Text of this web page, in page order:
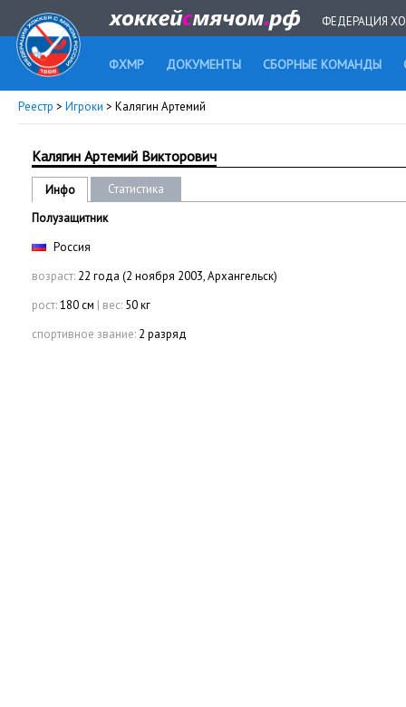
ФЕДЕРАЦИЯ
ФХМР ДОКУМЕНТЫ СБОРНЫЕ КОМАНДЫ
Реестр > Игроки > Калягин Артемий
Калягин Артемий Викторович
Инфо
Статистика
Полузащитник
Россия
возраст: 22 года (2 ноября 2003, Архангельск)
рост:180 см | вес: 50 кг
спортивное звание: 2 разряд